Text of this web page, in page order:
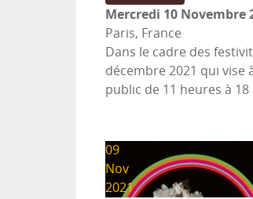
Mercredi 10 Novembre
Paris, France
Dans le cadre des
décembre 2021 qui vise
public de 11 heures à
09
Nov
2021